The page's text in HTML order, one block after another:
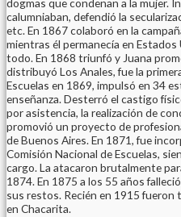
dogmas que condenan a la mujer.
calumniaban, defendió la
etc. En 1867 colaboró en la
mientras él permanecía en
todo. En 1868 triunfó y Juana
distribuyó Los Anales, fue la
Escuelas en 1869, impulsó en 34
enseñanza. Desterró el castigo
por asistencia, la realización de
promovió un proyecto de
de Buenos Aires. En 1871, fue
Comisión Nacional de Escuelas,
cargo. La atacaron brutalmente
1874. En 1875 a los 55 años
sus restos. Recién en 1915
en Chacarita.